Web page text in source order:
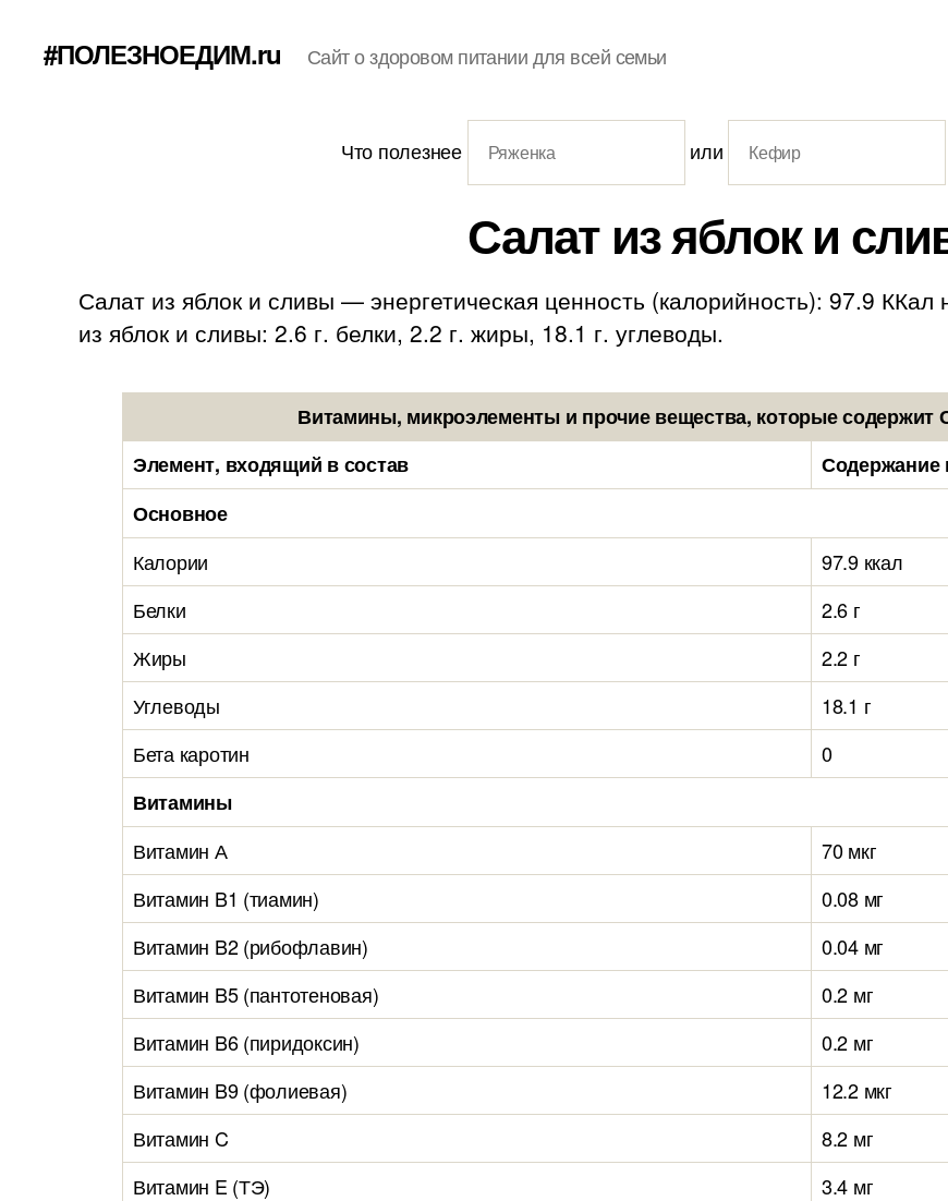
#ПОЛЕЗНОЕДИМ.ru Сайт о здоровом питании для всей семьи
Что полезнее или
Салат из яблок и
Салат из яблок и сливы — энергетическая ценность (калорийность): 97.9
из яблок и сливы: 2.6 г. белки, 2.2 г. жиры, 18.1 г. углеводы.
Витамины, микроэлементы и прочие вещества, которые содержит
Элемент, входящий в состав
Содержание
Основное
Калории
97.9 ккал
Белки
2.6 г
Жиры
2.2 г
Углеводы
18.1 г
Бета каротин
0
Витамины
Витамин А
70 мкг
Витамин B1 (тиамин)
0.08 мг
Витамин B2 (рибофлавин)
0.04 мг
Витамин B5 (пантотеновая)
0.2 мг
Витамин B6 (пиридоксин)
0.2 мг
Витамин B9 (фолиевая)
12.2 мкг
Витамин C
8.2 мг
Витамин E (ТЭ)
3.4 мг